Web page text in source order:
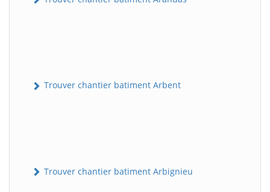
Trouver chantier batiment Arbent
Trouver chantier batiment Arbignieu